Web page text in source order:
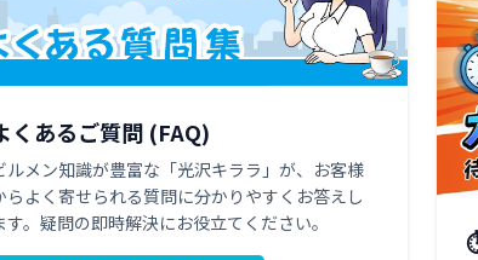
くあるご質問 (FAQ)
ルメン知識が豊富な「光沢キララ」が、お客様
らよく寄せられる質問に分かりやすくお答えし
す。疑問の即時解決にお役立てください。